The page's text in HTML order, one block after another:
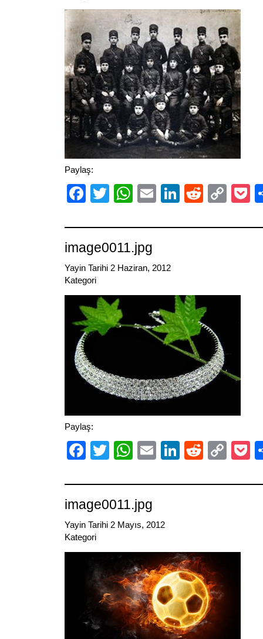
Paylaş:
Facebook
TwitterWhatsApp
EmailLinkedIn
Reddit
image0011.jpg
Yayin Tarihi 2 Haziran, 2012
Kategori
Paylaş:
Facebook
TwitterWhatsApp
EmailLinkedIn
Reddit
image0011.jpg
Yayin Tarihi 2 Mayıs, 2012
Kategori